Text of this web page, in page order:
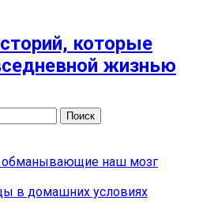
которые
жизнью
обманывающие наш мозг
в домашних условиях